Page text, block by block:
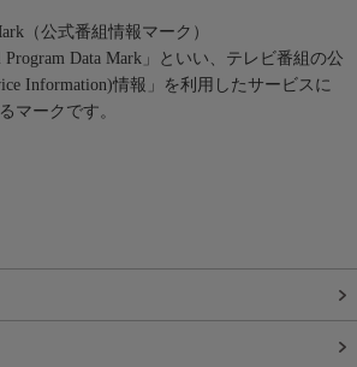
（公式番組情報マーク）
Data Mark」といい、テレビ番組の公
Information)情報」を利用したサービスに
マークです。